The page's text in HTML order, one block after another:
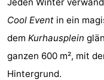
Cool Event in ein
dem Kurhausplein
ganzen 600 m², mit
Hintergrund.